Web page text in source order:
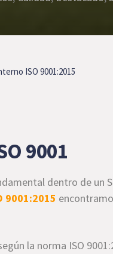
ISO 9001:2015
9001
dentro de un
9001:2015
la norma ISO